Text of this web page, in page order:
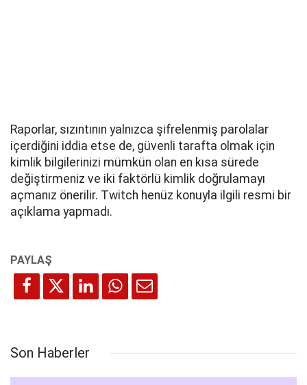
Raporlar, sızıntının yalnızca şifrelenmiş parolalar
içerdiğini iddia etse de, güvenli tarafta olmak için
kimlik bilgilerinizi mümkün olan en kısa sürede
değiştirmeniz ve iki faktörlü kimlik doğrulamayı
açmanız önerilir. Twitch henüz konuyla ilgili resmi bir
açıklama yapmadı.
Son Haberler